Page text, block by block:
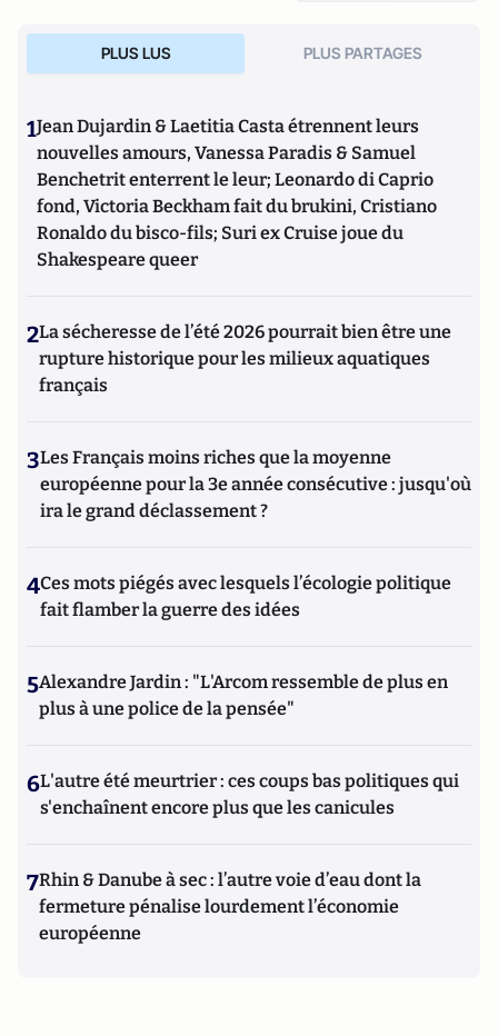
PLUS LUS PLUS PARTAGES
1Jean Dujardin & Laetitia Casta étrennent leurs
nouvelles amours, Vanessa Paradis & Samuel
Benchetrit enterrent le leur; Leonardo di Caprio
fond, Victoria Beckham fait du brukini, Cristiano
Ronaldo du bisco-fils; Suri ex Cruise joue du
Shakespeare queer
2La sécheresse de l’été 2026 pourrait bien être une
rupture historique pour les milieux aquatiques
français
3Les Français moins riches que la moyenne
européenne pour la 3e année consécutive : jusqu'où
ira le grand déclassement ?
4Ces mots piégés avec lesquels l’écologie politique
fait flamber la guerre des idées
5Alexandre Jardin : "L'Arcom ressemble de plus en
plus à une police de la pensée"
6L'autre été meurtrier : ces coups bas politiques qui
s'enchaînent encore plus que les canicules
7Rhin & Danube à sec : l’autre voie d’eau dont la
fermeture pénalise lourdement l’économie
européenne